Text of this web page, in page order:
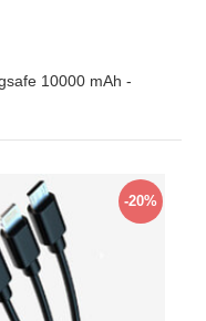
10000 mAh -
-20%